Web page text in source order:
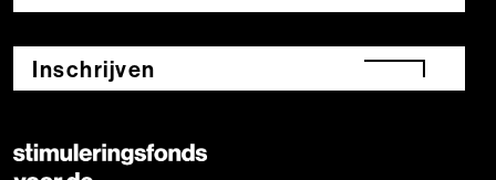
Inschrijven